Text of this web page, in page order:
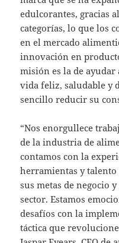
edulcorantes, gracias
categorías, lo que los
en el mercado
innovación en
misión es la de ayudar
vida feliz, saludable y
sencillo reducir su
“Nos enorgullece
de la industria de
contamos con la
herramientas y
sus metas de negocio
sector. Estamos
desafíos con la
táctica que